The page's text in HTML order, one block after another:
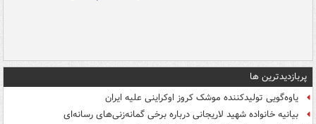
پربازدیدترین ها
یاوه‌گویی تولیدکننده موشک کروز اوکراینی علیه ایران
بیانیه خانواده شهید لاریجانی درباره برخی گمانه‌زنی‌های رسانه‌ای